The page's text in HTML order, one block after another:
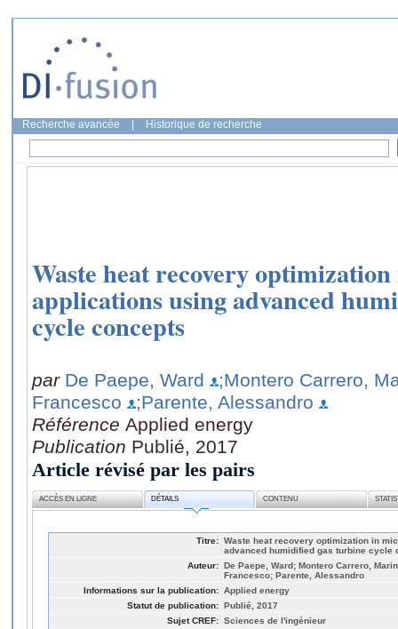
Recherche avancée Historique de recherche
Waste heat recovery
applications using advanced
cycle concepts
par De Paepe, Ward
;Montero Carrero,
Francesco
;Parente, Alessandro
Référence Applied energy
Publication Publié, 2017
Article révisé par les pairs
ACCÈS EN LIGNE DÉTAILS CONTENU
Titre: Waste heat recovery optimization in
advanced humidified gas turbine cycle
Auteur: De Paepe, Ward; Montero Carrero,
Francesco; Parente, Alessandro
Informations sur la publication: Applied energy
Statut de publication: Publié, 2017
Sujet CREF: Sciences de l'ingénieur